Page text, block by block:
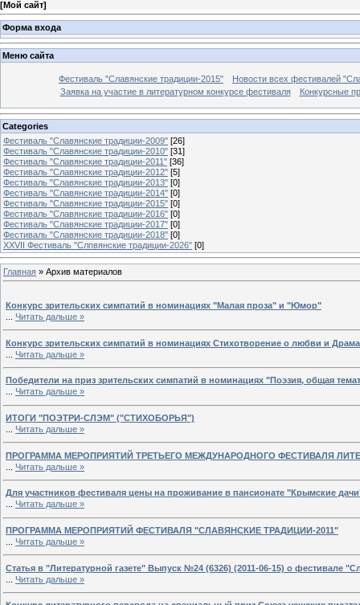
[Мой сайт]
Форма входа
Меню сайта
Фестиваль "Славянские традиции-2015"
Новости всех фестивалей
Заявка на участие в литературном конкурсе фестиваля
Конкурсные
Categories
Фестиваль "Славянские традиции-2009" [26]
Фестиваль "Славянские традиции-2010" [31]
Фестиваль "Славянские традиции-2011" [36]
Фестиваль "Славянские традиции-2012" [5]
Фестиваль "Славянские традиции-2013" [0]
Фестиваль "Славянские традиции-2014" [0]
Фестиваль "Славянские традиции-2015" [0]
Фестиваль "Славянские традиции-2016" [0]
Фестиваль "Славянские традиции-2017" [0]
Фестиваль "Славянские традиции-2018" [0]
XXVII Фестиваль "Слпвянские традиции-2026" [0]
Главная » Архив материалов
Конкурс зрительских симпатий в номинациях "Малая проза" и "Юмор"
Читать дальше »
Конкурс зрительских симпатий в номинациях Стихотворение о любви и
Читать дальше »
Победители на приз зрительских симпатий в номинациях "Поэзия, общая
Читать дальше »
ИТОГИ "ПОЭТРИ-СЛЭМ" ("СТИХОБОРЬЯ")
Читать дальше »
ПРОГРАММА МЕРОПРИЯТИЙ ТРЕТЬЕГО МЕЖДУНАРОДНОГО ФЕСТИВАЛЯ
Читать дальше »
Для участников фестиваля цены на проживание в пансионате "Крымские
Читать дальше »
ПРОГРАММА МЕРОПРИЯТИЙ ФЕСТИВАЛЯ "СЛАВЯНСКИЕ ТРАДИЦИИ-2011"
Читать дальше »
Статья в "Литературной газете" Выпуск №24 (6326) (2011-06-15) о фестивале
Читать дальше »